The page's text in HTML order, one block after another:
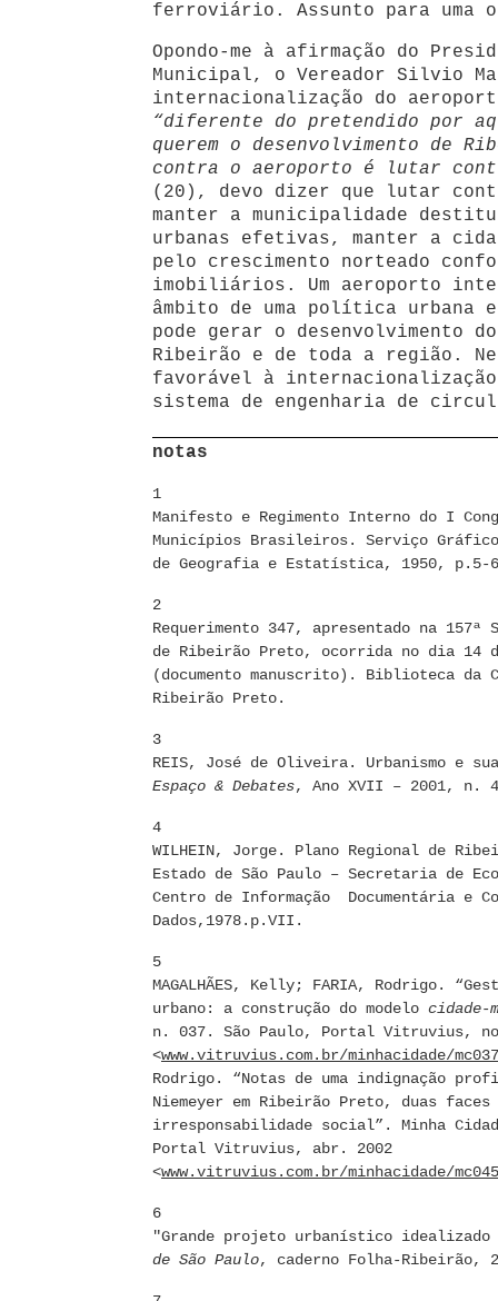
ferroviário. Assunto para uma
Opondo-me à afirmação do
Municipal, o Vereador Silvio
internacionalização do
“diferente do pretendido por
querem o desenvolvimento de
contra o aeroporto é lutar
(20), devo dizer que lutar
manter a municipalidade
urbanas efetivas, manter a
pelo crescimento norteado
imobiliários. Um aeroporto
âmbito de uma política urbana
pode gerar o desenvolvimento
Ribeirão e de toda a região.
favorável à
sistema de engenharia de
notas
1
Manifesto e Regimento Interno do I
Municípios Brasileiros. Serviço
de Geografia e Estatística, 1950, p.5-
2
Requerimento 347, apresentado na 157ª
de Ribeirão Preto, ocorrida no dia 14
(documento manuscrito). Biblioteca da
Ribeirão Preto.
3
REIS, José de Oliveira. Urbanismo e
Espaço & Debates, Ano XVII – 2001, n.
4
WILHEIN, Jorge. Plano Regional de
Estado de São Paulo – Secretaria de
Centro de Informação Documentária e
Dados,1978.p.VII.
5
MAGALHÃES, Kelly; FARIA, Rodrigo.
urbano: a construção do modelo cidade-
n. 037. São Paulo, Portal Vitruvius,
<www.vitruvius.com.br/minhacidade/
Rodrigo. “Notas de uma indignação
Niemeyer em Ribeirão Preto, duas faces
irresponsabilidade social”. Minha
Portal Vitruvius, abr. 2002
<www.vitruvius.com.br/minhacidade/
6
"Grande projeto urbanístico
de São Paulo, caderno Folha-Ribeirão,